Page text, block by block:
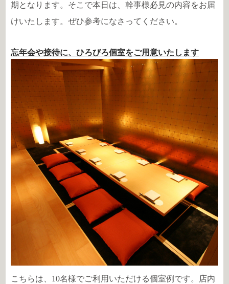
期となります。そこで本日は、幹事様必見の内容をお届
けいたします。ぜひ参考になさってください。
忘年会や接待に、ひろびろ個室をご用意いたします
こちらは、10名様でご利用いただける個室例です。店内